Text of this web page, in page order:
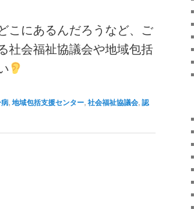
こにあるんだろうなど、ご
社会福祉協議会や地域包括
, 地域包括支援センター, 社会福祉協議会, 認